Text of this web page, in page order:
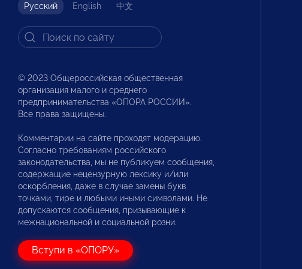
Русский English 中文
© 2023 Общероссийская общественная
организация малого и среднего
предпринимательства «ОПОРА РОССИИ».
Все права защищены.
Комментарии на сайте проходят модерацию.
Согласно требованиям российского
законодательства, мы не публикуем сообщения,
содержащие нецензурную лексику и/или
оскорбления, даже в случае замены букв
точками, тире и любыми иными символами. Не
допускаются сообщения, призывающие к
межнациональной и социальной розни.
Вступи в «ОПОРУ»